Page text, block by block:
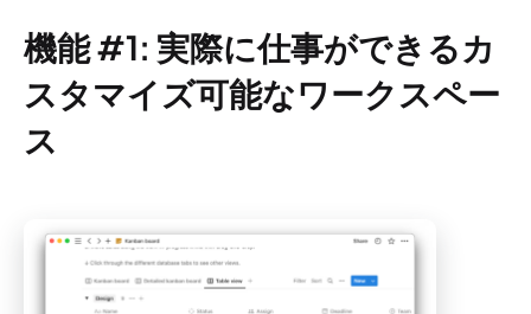
機能 #1: 実際に仕事ができるカ
スタマイズ可能なワークスペー
ス